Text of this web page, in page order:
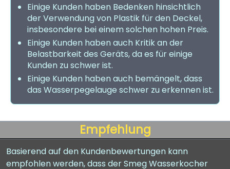
Einige Kunden haben Bedenken hinsichtlich
der Verwendung von Plastik für den Deckel,
insbesondere bei einem solchen hohen Preis.
Einige Kunden haben auch Kritik an der
Belastbarkeit des Geräts, da es für einige
Kunden zu schwer ist.
Einige Kunden haben auch bemängelt, dass
das Wasserpegelauge schwer zu erkennen ist.
Empfehlung
Basierend auf den Kundenbewertungen kann
empfohlen werden, dass der Smeg Wasserkocher